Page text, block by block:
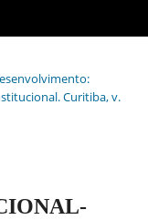
Curitiba, v.